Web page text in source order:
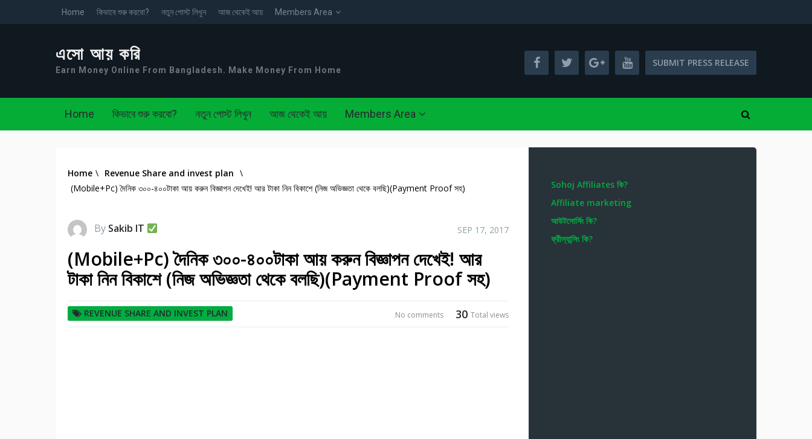
Home কিভাবে শুরু করবো? নতুন পোস্ট লিখুন আজ থেকেই আয় Members Area
এসো আয় করি
Earn Money Online From Bangladesh. Make Money From Home
SUBMIT PRESS RELEASE
Home কিভাবে শুরু করবো? নতুন পোস্ট লিখুন আজ থেকেই আয় Members Area
Home \ Revenue Share and invest plan \
(Mobile+Pc) দৈনিক ৩০০-৪০০টাকা আয় করুন বিজ্ঞাপন দেখেই! আর টাকা নিন বিকাশে (নিজ অভিজ্ঞতা থেকে বলছি)(Payment Proof সহ)
By Sakib IT SEP 17, 2017
(Mobile+Pc) দৈনিক ৩০০-৪০০টাকা আয় করুন বিজ্ঞাপন দেখেই! আর
টাকা নিন বিকাশে (নিজ অভিজ্ঞতা থেকে বলছি)(Payment Proof সহ)
REVENUE SHARE AND INVEST PLAN 30 Total views
No comments
Sohoj Affiliates কি?
Affiliate marketing
আউটসোর্সিং কি?
ফ্রীল্যান্সিং কি?